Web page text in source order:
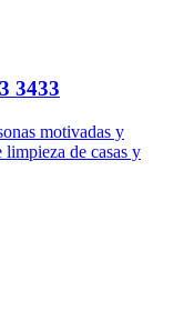
3433
motivadas y
limpieza de casas y